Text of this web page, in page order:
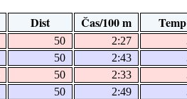
Dist Čas/100 m Temp
50 2:27
50 2:43
50 2:33
50 2:49